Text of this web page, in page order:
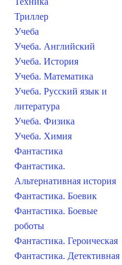
Триллер
Учеба
Учеба. Английский
Учеба. История
Учеба. Математика
Учеба. Русский язык и
литература
Учеба. Физика
Учеба. Химия
Фантастика
Фантастика.
Альтернативная история
Фантастика. Боевик
Фантастика. Боевые
роботы
Фантастика. Героическая
Фантастика. Детективная